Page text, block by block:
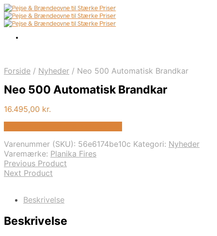
Forside / Nyheder / Neo 500 Automatisk Brandkar
Neo 500 Automatisk Brandkar
16.495,00 kr.
Varenummer (SKU): 56e6174be10c Kategori: Nyheder
Varemærke: Planika Fires
Previous Product
Next Product
Beskrivelse
Beskrivelse